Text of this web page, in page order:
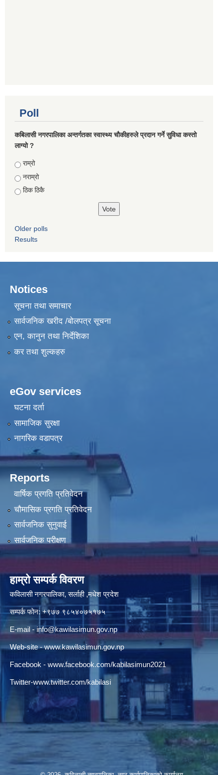
Poll
कबिलासी नगरपालिका अन्तर्गतका स्वास्थ्य चौकीहरुले प्रदान गर्ने सुविधा कस्तो
लाग्यो ?
Choices
राम्रो
नराम्रो
ठिक ठिकै
Older polls
Results
Notices
सूचना तथा समाचार
सार्वजनिक खरीद /बोलपत्र सूचना
एन, कानुन तथा निर्देशिका
कर तथा शुल्कहरु
eGov services
घटना दर्ता
सामाजिक सुरक्षा
नागरिक वडापत्र
Reports
वार्षिक प्रगति प्रतिवेदन
चौमासिक प्रगति प्रतिवेदन
सार्वजनिक सुनुवाई
सार्वजनिक परीक्षण
हाम्रो सम्पर्क विवरण
कविलासी नगरपालिका, सर्लाही ,मधेश प्रदेश
सम्पर्क फोन: +९७७ ९८५४०७५१७५
E-mail -info@kawilasimun.gov.np
Web-site -www.kawilasimun.gov.np
Facebook - www.facebook.com/kabilasimun2021
Twitter-www.twitter.com/kabilasi